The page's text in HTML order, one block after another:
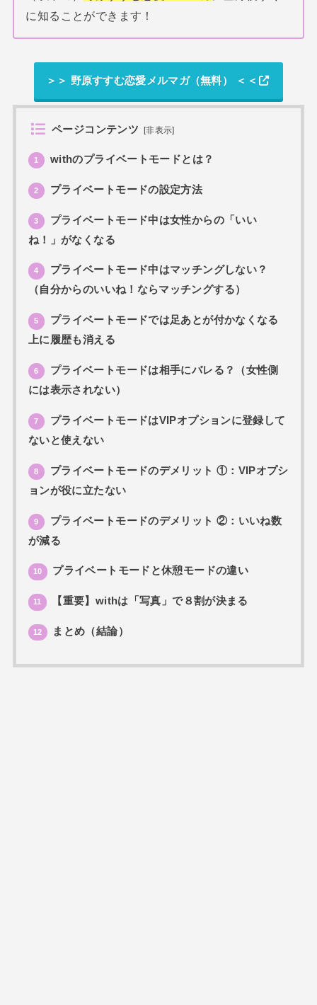
に知ることができます！
＞＞ 野原すすむ恋愛メルマガ（無料） ＜＜
ページコンテンツ [非表示]
1 withのプライベートモードとは？
2 プライベートモードの設定方法
3
プライベートモード中は女性からの「いい
ね！」がなくなる
4
プライベートモード中はマッチングしない？
（自分からのいいね！ならマッチングする）
5
プライベートモードでは足あとが付かなくなる
上に履歴も消える
6
プライベートモードは相手にバレる？（女性側
には表示されない）
7
プライベートモードはVIPオプションに登録して
ないと使えない
8
プライベートモードのデメリット ①：VIPオプシ
ョンが役に立たない
9
プライベートモードのデメリット ②：いいね数
が減る
10 プライベートモードと休憩モードの違い
11 【重要】withは「写真」で８割が決まる
12 まとめ（結論）